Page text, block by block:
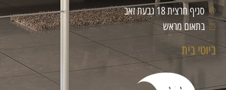
סניף חרצית 18 גבעת זאב
בתאום מראש
ביוטי בית